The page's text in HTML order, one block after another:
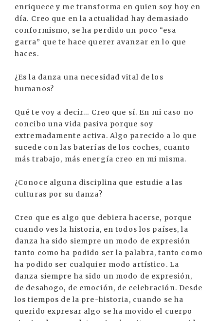
enriquece y me transforma en quien soy hoy en
día. Creo que en la actualidad hay demasiado
conformismo, se ha perdido un poco “esa
garra” que te hace querer avanzar en lo que
haces.
¿Es la danza una necesidad vital de los
humanos?
Qué te voy a decir... Creo que sí. En mi caso no
concibo una vida pasiva porque soy
extremadamente activa. Algo parecido a lo que
sucede con las baterías de los coches, cuanto
más trabajo, más energía creo en mi misma.
¿Conoce alguna disciplina que estudie a las
culturas por su danza?
Creo que es algo que debiera hacerse, porque
cuando ves la historia, en todos los países, la
danza ha sido siempre un modo de expresión
tanto como ha podido ser la palabra, tanto como
ha podido ser cualquier modo artístico. La
danza siempre ha sido un modo de expresión,
de desahogo, de emoción, de celebración. Desde
los tiempos de la pre-historia, cuando se ha
querido expresar algo se ha movido el cuerpo